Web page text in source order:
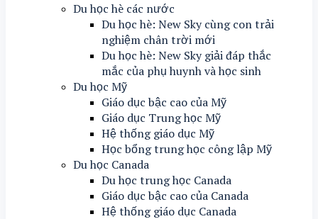
Du học hè các nước
Du học hè: New Sky cùng con trải
nghiệm chân trời mới
Du học hè: New Sky giải đáp thắc
mắc của phụ huynh và học sinh
Du học Mỹ
Giáo dục bậc cao của Mỹ
Giáo dục Trung học Mỹ
Hệ thống giáo dục Mỹ
Học bổng trung học công lập Mỹ
Du học Canada
Du học trung học Canada
Giáo dục bậc cao của Canada
Hệ thống giáo dục Canada